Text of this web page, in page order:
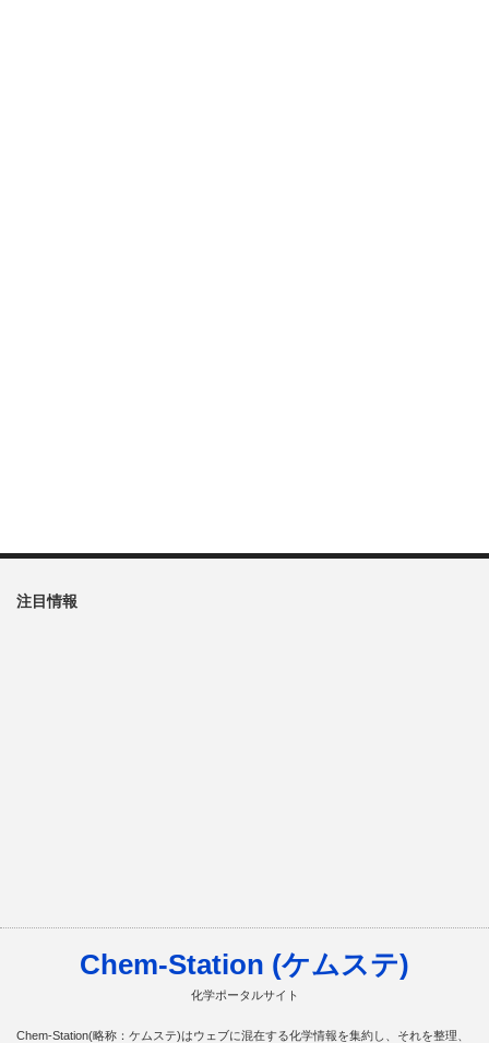
注目情報
Chem-Station (ケムステ)
化学ポータルサイト
Chem-Station(略称：ケムステ)はウェブに混在する化学情報を集約し、それを整理、